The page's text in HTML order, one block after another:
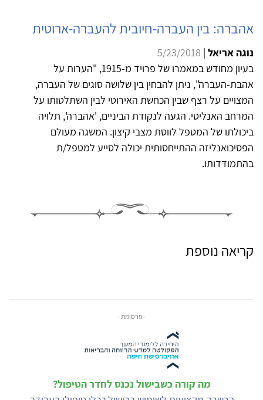
אהברה: בין העברה-חיובית להעברה-ארוטית
נוגה אריאל |
5/23/2018
בעיון מחודש במאמרו של פרויד מ-1915, "הערות על
אהבת-העברה", ניתן להבחין בין שלושה סוגים של העברה,
המצויים על רצף שבין הכחשת האירוטי לבין השתלטותו על
המרחב האנליטי. הגעה לנקודת הביניים, 'אהברה', תלויה
ביכולתו של המטפל לווסת מצבי קיצון. המשגה מעולם
הפסיכואנליזה ההתייחסותית יכולה לסייע למטפל/ת
בהתמודדותו.
קריאה נוספת
- פרסומת -
מה קורה כשבישול נכנס לחדר הטיפול?